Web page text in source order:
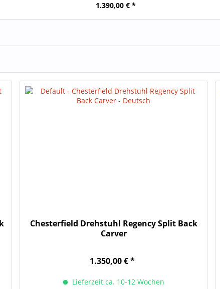
1.390,00 € *
Chesterfield Drehstuhl Regency Split Back
Carver
1.350,00 € *
Lieferzeit ca. 10-12 Wochen